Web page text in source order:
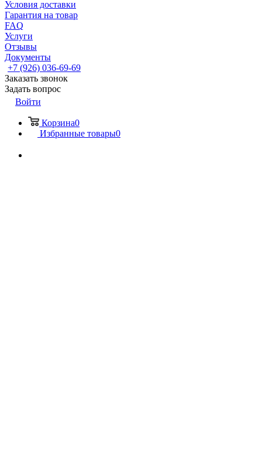
Условия доставки
Гарантия на товар
FAQ
Услуги
Отзывы
Документы
+7 (926) 036-69-69
Заказать звонок
Задать вопрос
Войти
Корзина0
Избранные товары0